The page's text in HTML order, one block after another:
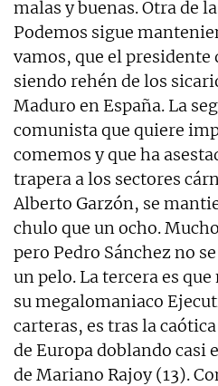
malas y buenas. Otra de
Podemos sigue
vamos, que el
siendo rehén de los
Maduro en España. La
comunista que quiere
comemos y que ha
trapera a los sectores
Alberto Garzón, se
chulo que un ocho.
pero Pedro Sánchez no
un pelo. La tercera es
su megalomaniaco
carteras, es tras la
de Europa doblando casi
de Mariano Rajoy (13).